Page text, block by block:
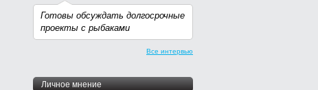
Готовы обсуждать долгосрочные
проекты с рыбаками
Все интервью
Личное мнение